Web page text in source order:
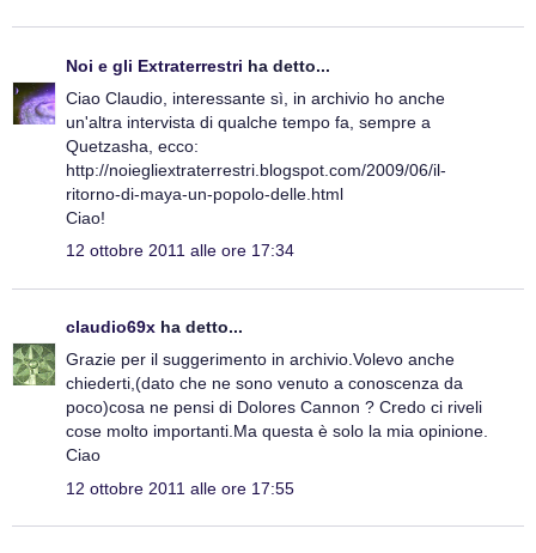
Noi e gli Extraterrestri ha detto...
Ciao Claudio, interessante sì, in archivio ho anche
un'altra intervista di qualche tempo fa, sempre a
Quetzasha, ecco:
http://noiegliextraterrestri.blogspot.com/2009/06/il-
ritorno-di-maya-un-popolo-delle.html
Ciao!
12 ottobre 2011 alle ore 17:34
claudio69x ha detto...
Grazie per il suggerimento in archivio.Volevo anche
chiederti,(dato che ne sono venuto a conoscenza da
poco)cosa ne pensi di Dolores Cannon ? Credo ci riveli
cose molto importanti.Ma questa è solo la mia opinione.
Ciao
12 ottobre 2011 alle ore 17:55